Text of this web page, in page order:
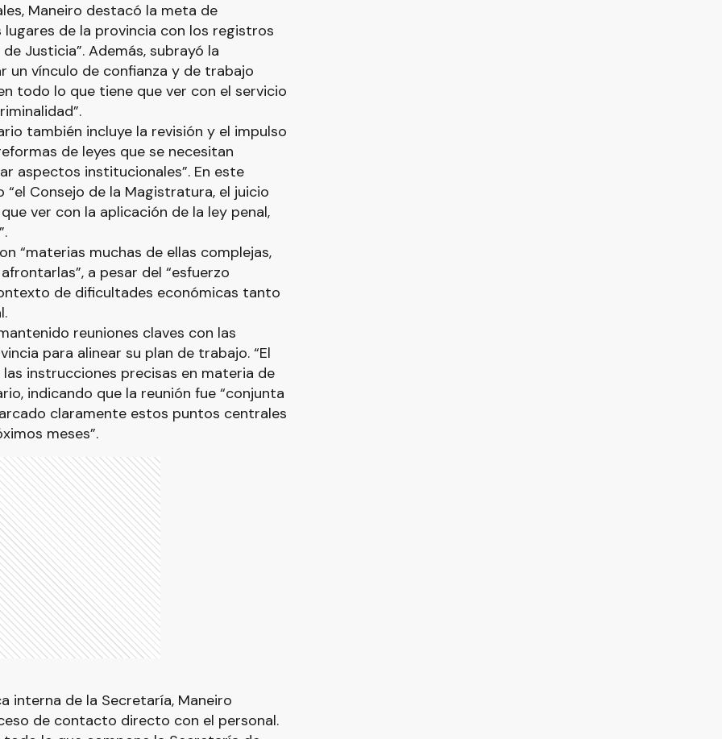
Maneiro destacó la meta de
de la provincia con los registros
Justicia”. Además, subrayó la
un vínculo de confianza y de trabajo
todo lo que tiene que ver con el servicio
también incluye la revisión y el impulso
de leyes que se necesitan
aspectos institucionales”. En este
Consejo de la Magistratura, el juicio
ver con la aplicación de la ley penal,
“materias muchas de ellas complejas,
a pesar del “esfuerzo
de dificultades económicas tanto
reuniones claves con las
para alinear su plan de trabajo. “El
instrucciones precisas en materia de
indicando que la reunión fue “conjunta
claramente estos puntos centrales
meses”.
interna de la Secretaría, Maneiro
de contacto directo con el personal.